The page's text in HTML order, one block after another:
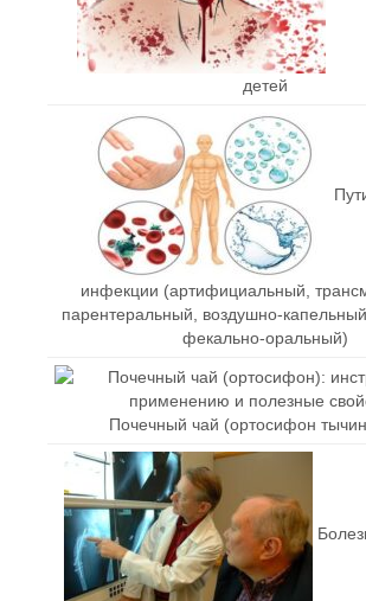
детей
инфекции (артифициальный,
парентеральный, воздушно-
фекально-оральный)
Почечный чай (ортосифон